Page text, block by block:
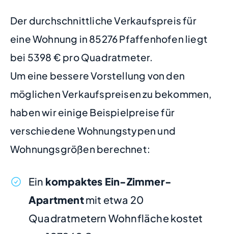
Der durchschnittliche Verkaufspreis für
eine Wohnung in 85276 Pfaffenhofen liegt
bei 5398 € pro Quadratmeter.
Um eine bessere Vorstellung von den
möglichen Verkaufspreisen zu bekommen,
haben wir einige Beispielpreise für
verschiedene Wohnungstypen und
Wohnungsgrößen berechnet:
Ein kompaktes Ein-Zimmer-
Apartmentmit etwa 20
Quadratmetern Wohnfläche kostet